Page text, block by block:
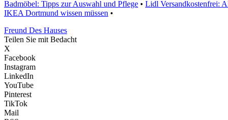
Badmöbel: Tipps zur Auswahl und Pflege • Lidl Versandkostenfrei:
IKEA Dortmund wissen müssen •
Freund Des Hauses
Teilen Sie mit Bedacht
X
Facebook
Instagram
LinkedIn
YouTube
Pinterest
TikTok
Mail